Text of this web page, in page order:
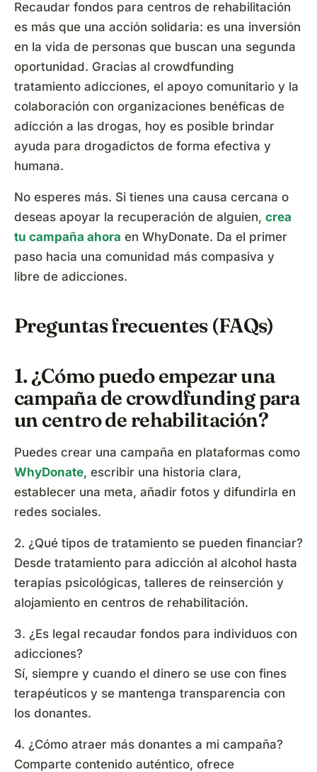
Recaudar fondos para centros de rehabilitación
es más que una acción solidaria: es una inversión
en la vida de personas que buscan una segunda
oportunidad. Gracias al crowdfunding
tratamiento adicciones, el apoyo comunitario y la
colaboración con organizaciones benéficas de
adicción a las drogas, hoy es posible brindar
ayuda para drogadictos de forma efectiva y
humana.
No esperes más. Si tienes una causa cercana o
deseas apoyar la recuperación de alguien, crea
tu campaña ahora en WhyDonate. Da el primer
paso hacia una comunidad más compasiva y
libre de adicciones.
Preguntas frecuentes (FAQs)
1. ¿Cómo puedo empezar una
campaña de crowdfunding para
un centro de rehabilitación?
Puedes crear una campaña en plataformas como
WhyDonate, escribir una historia clara,
establecer una meta, añadir fotos y difundirla en
redes sociales.
2. ¿Qué tipos de tratamiento se pueden financiar?
Desde tratamiento para adicción al alcohol hasta
terapias psicológicas, talleres de reinserción y
alojamiento en centros de rehabilitación.
3. ¿Es legal recaudar fondos para individuos con
adicciones?
Sí, siempre y cuando el dinero se use con fines
terapéuticos y se mantenga transparencia con
los donantes.
4. ¿Cómo atraer más donantes a mi campaña?
Comparte contenido auténtico, ofrece